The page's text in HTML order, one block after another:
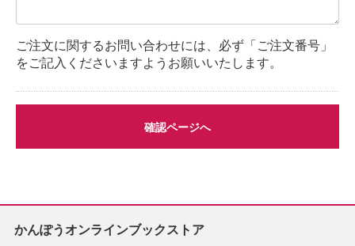
ご注文に関するお問い合わせには、必ず「ご注文番号」
をご記入くださいますようお願いいたします。
確認ページへ
かんぽうオンラインブックストア